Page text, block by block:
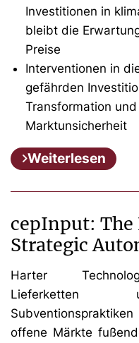
Investitionen in
bleibt die
Preise
Interventionen in
gefährden
Transformation
Marktunsicherheit
Weiterlesen
cepInput: The
Strategic
Harter
Lieferketten
offene Märkte